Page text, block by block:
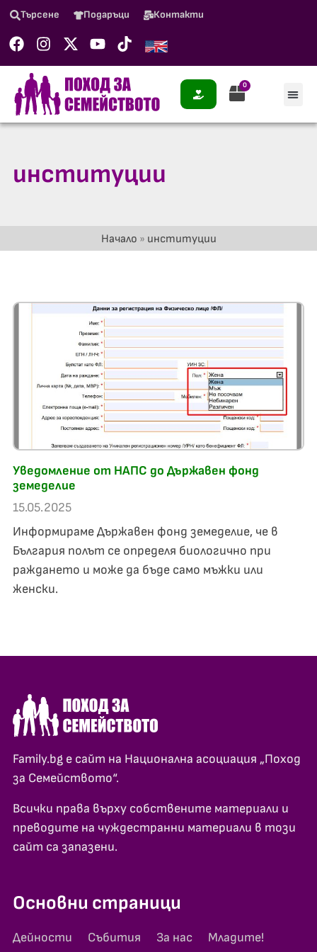
Търсене Подаръци Контакти
0
институции
Начало » институции
Уведомление от НАПС до Държавен фонд
земеделие
15.05.2025
Информираме Държавен фонд земеделие, че в
България полът се определя биологично при
раждането и може да бъде само мъжки или
женски.
Family.bg е сайт на Национална асоциация „Поход
за Семейството“.
Всички права върху собствените материали и
преводите на чуждестранни материали в този
сайт са запазени.
Основни страници
Дейности Събития За нас Младите!